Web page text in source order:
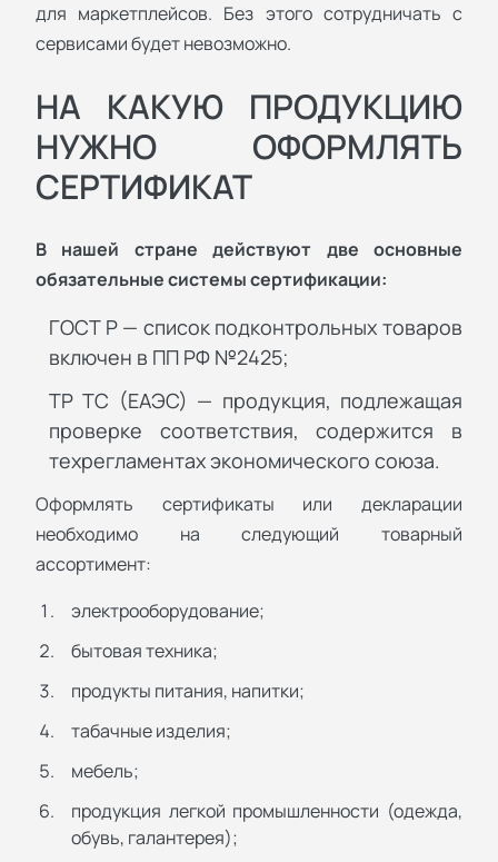
для маркетплейсов. Без этого сотрудничать с
сервисами будет невозможно.
НА КАКУЮ ПРОДУКЦИЮ
НУЖНО ОФОРМЛЯТЬ
СЕРТИФИКАТ
В нашей стране действуют две основные
обязательные системы сертификации:
ГОСТ Р — список подконтрольных товаров
включен в ПП РФ №2425;
ТР ТС (ЕАЭС) — продукция, подлежащая
проверке соответствия, содержится в
техрегламентах экономического союза.
Оформлять сертификаты или декларации
необходимо на следующий товарный
ассортимент:
электрооборудование;
бытовая техника;
продукты питания, напитки;
табачные изделия;
мебель;
продукция легкой промышленности (одежда,
обувь, галантерея);